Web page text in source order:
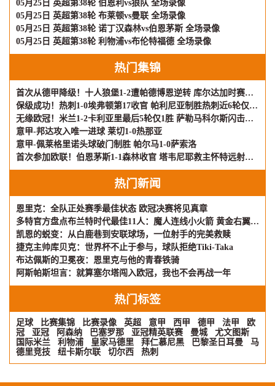
05月25日 英超第38轮 伯恩利vs狼队 全场录像
05月25日 英超第38轮 布莱顿vs曼联 全场录像
05月25日 英超第38轮 诺丁汉森林vs伯恩茅斯 全场录像
05月25日 英超第38轮 利物浦vs布伦特福德 全场录像
热门集锦
首次从德甲降级！十人狼堡1-2遭帕德博恩逆转 库尔达加时赛制胜
保级成功！热刺1-0埃弗顿第17收官 帕利尼亚制胜热刺近6轮仅1负
无缘欧冠！米兰1-2卡利亚里最后5轮仅1胜 萨勒马科尔斯闪击难救主
意甲-邦达攻入唯一进球 莱切1-0热那亚
意甲-佩莱格里诺头球破门制胜 帕尔马1-0萨索洛
首次参加欧联！伯恩茅斯1-1森林收官 塔韦尼耶救主怀特远射破门
热门新闻
恩里克：全队正处赛季最佳状态 欧冠决赛将见真章
多特官方盘点布兰特时代最佳11人：魔人连线小火箭 黄金右翼再现
凯恩的蜕变：从白鹿巷到安联球场，一位射手的完美救赎
捷克主帅库贝克：世界杯不止于参与，球队拒绝Tiki-Taka
布达佩斯的卫冕夜：恩里克与他的青春铁骑
阿斯帕斯坦言：就算塞尔塔闯入欧冠，我也不会再战一年
热门标签
足球 比赛集锦 比赛录像 英超 意甲 西甲 德甲 法甲
欧
冠
亚冠 阿森纳 巴塞罗那 亚冠精英联赛 曼城
尤文图斯
国际米兰
利物浦 皇家马德里 拜仁慕尼黑 巴黎圣日耳曼
马
德里竞技
纽卡斯尔联 切尔西 热刺